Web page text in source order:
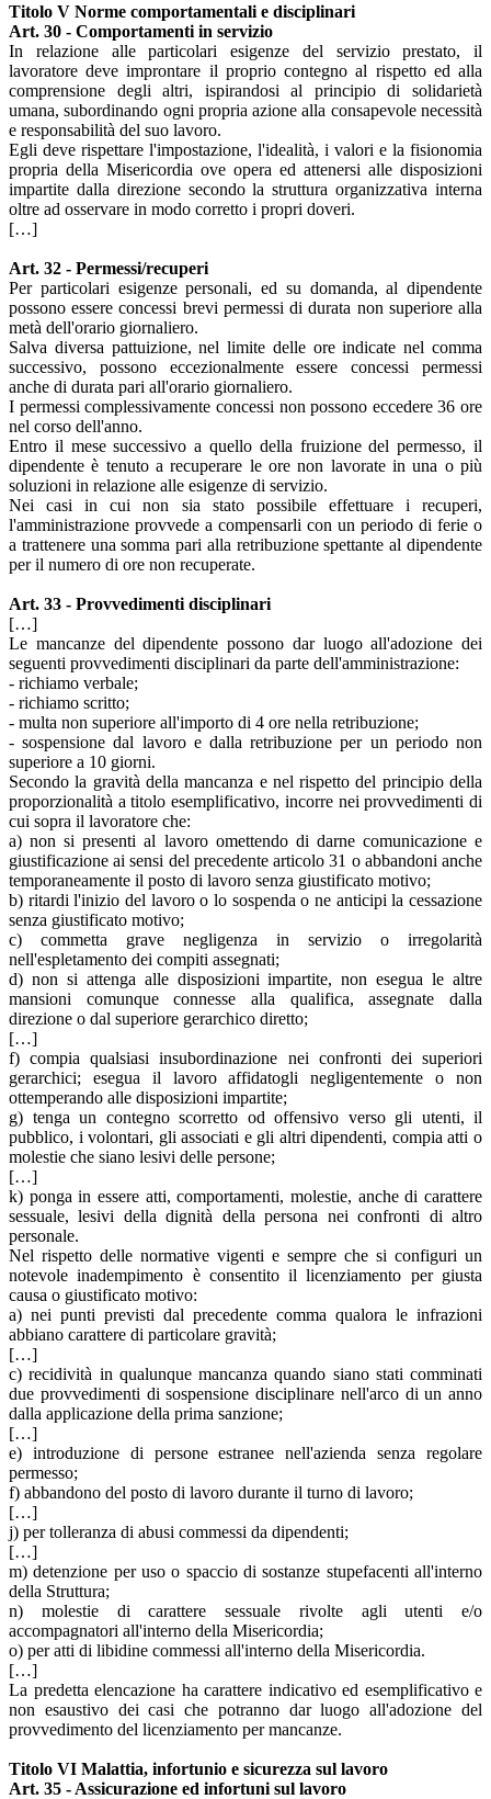
Titolo V Norme comportamentali e disciplinari
Art. 30 - Comportamenti in servizio
In relazione alle particolari esigenze del servizio prestato, il
lavoratore deve improntare il proprio contegno al rispetto ed alla
comprensione degli altri, ispirandosi al principio di solidarietà
umana, subordinando ogni propria azione alla consapevole necessità
e responsabilità del suo lavoro.
Egli deve rispettare l'impostazione, l'idealità, i valori e la fisionomia
propria della Misericordia ove opera ed attenersi alle disposizioni
impartite dalla direzione secondo la struttura organizzativa interna
oltre ad osservare in modo corretto i propri doveri.
[…]
Art. 32 - Permessi/recuperi
Per particolari esigenze personali, ed su domanda, al dipendente
possono essere concessi brevi permessi di durata non superiore alla
metà dell'orario giornaliero.
Salva diversa pattuizione, nel limite delle ore indicate nel comma
successivo, possono eccezionalmente essere concessi permessi
anche di durata pari all'orario giornaliero.
I permessi complessivamente concessi non possono eccedere 36 ore
nel corso dell'anno.
Entro il mese successivo a quello della fruizione del permesso, il
dipendente è tenuto a recuperare le ore non lavorate in una o più
soluzioni in relazione alle esigenze di servizio.
Nei casi in cui non sia stato possibile effettuare i recuperi,
l'amministrazione provvede a compensarli con un periodo di ferie o
a trattenere una somma pari alla retribuzione spettante al dipendente
per il numero di ore non recuperate.
Art. 33 - Provvedimenti disciplinari
[…]
Le mancanze del dipendente possono dar luogo all'adozione dei
seguenti provvedimenti disciplinari da parte dell'amministrazione:
- richiamo verbale;
- richiamo scritto;
- multa non superiore all'importo di 4 ore nella retribuzione;
- sospensione dal lavoro e dalla retribuzione per un periodo non
superiore a 10 giorni.
Secondo la gravità della mancanza e nel rispetto del principio della
proporzionalità a titolo esemplificativo, incorre nei provvedimenti di
cui sopra il lavoratore che:
a) non si presenti al lavoro omettendo di darne comunicazione e
giustificazione ai sensi del precedente articolo 31 o abbandoni anche
temporaneamente il posto di lavoro senza giustificato motivo;
b) ritardi l'inizio del lavoro o lo sospenda o ne anticipi la cessazione
senza giustificato motivo;
c) commetta grave negligenza in servizio o irregolarità
nell'espletamento dei compiti assegnati;
d) non si attenga alle disposizioni impartite, non esegua le altre
mansioni comunque connesse alla qualifica, assegnate dalla
direzione o dal superiore gerarchico diretto;
[…]
f) compia qualsiasi insubordinazione nei confronti dei superiori
gerarchici; esegua il lavoro affidatogli negligentemente o non
ottemperando alle disposizioni impartite;
g) tenga un contegno scorretto od offensivo verso gli utenti, il
pubblico, i volontari, gli associati e gli altri dipendenti, compia atti o
molestie che siano lesivi delle persone;
[…]
k) ponga in essere atti, comportamenti, molestie, anche di carattere
sessuale, lesivi della dignità della persona nei confronti di altro
personale.
Nel rispetto delle normative vigenti e sempre che si configuri un
notevole inadempimento è consentito il licenziamento per giusta
causa o giustificato motivo:
a) nei punti previsti dal precedente comma qualora le infrazioni
abbiano carattere di particolare gravità;
[…]
c) recidività in qualunque mancanza quando siano stati comminati
due provvedimenti di sospensione disciplinare nell'arco di un anno
dalla applicazione della prima sanzione;
[…]
e) introduzione di persone estranee nell'azienda senza regolare
permesso;
f) abbandono del posto di lavoro durante il turno di lavoro;
[…]
j) per tolleranza di abusi commessi da dipendenti;
[…]
m) detenzione per uso o spaccio di sostanze stupefacenti all'interno
della Struttura;
n) molestie di carattere sessuale rivolte agli utenti e/o
accompagnatori all'interno della Misericordia;
o) per atti di libidine commessi all'interno della Misericordia.
[…]
La predetta elencazione ha carattere indicativo ed esemplificativo e
non esaustivo dei casi che potranno dar luogo all'adozione del
provvedimento del licenziamento per mancanze.
Titolo VI Malattia, infortunio e sicurezza sul lavoro
Art. 35 - Assicurazione ed infortuni sul lavoro